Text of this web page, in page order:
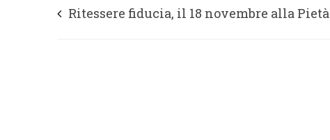
Ritessere fiducia, il 18 novembre alla Pietà